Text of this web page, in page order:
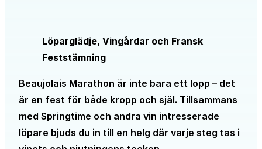
Löparglädje, Vingårdar och Fransk
Feststämning
Beaujolais Marathon är inte bara ett lopp – det
är en fest för både kropp och själ. Tillsammans
med Springtime och andra vin intresserade
löpare bjuds du in till en helg där varje steg tas i